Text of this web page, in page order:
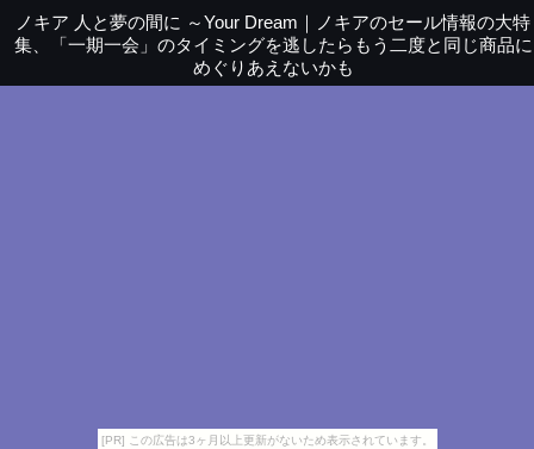
[PR] この広告は3ヶ月以上更新がないため表示されています。
ノキア 人と夢の間に ～Your Dream ｜
ノキアのセール情報の大特
集、「一期一会」のタイミングを逃したらもう二度と同じ商品に
めぐりあえないかも